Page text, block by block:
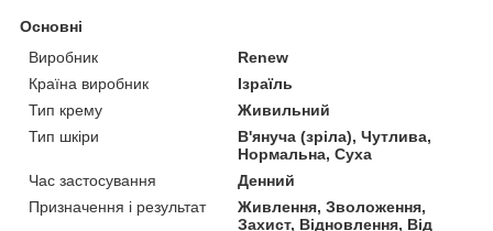
Основні
Виробник
Renew
Країна виробник
Ізраїль
Тип крему
Живильний
Тип шкіри
В'януча (зріла), Чутлива,
Нормальна, Суха
Час застосування
Денний
Призначення і результат
Живлення, Зволоження,
Захист, Відновлення, Від